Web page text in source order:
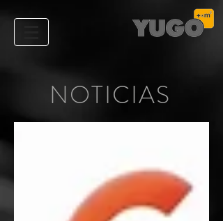
NOTICIAS